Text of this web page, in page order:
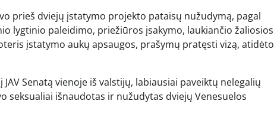
prieš dviejų įstatymo projekto pataisų nužudymą, pagal
lygtinio paleidimo, priežiūros įsakymo, laukiančio žaliosios
įstatymo aukų apsaugos, prašymų pratęsti vizą, atidėto
Senatą vienoje iš valstijų, labiausiai paveiktų nelegalių
seksualiai išnaudotas ir nužudytas dviejų Venesuelos